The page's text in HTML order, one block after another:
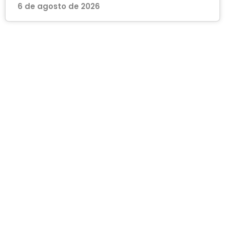
6 de agosto de 2026